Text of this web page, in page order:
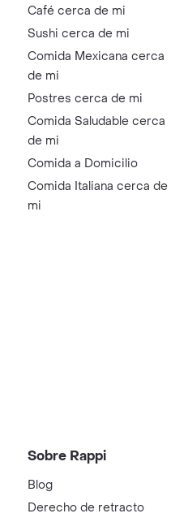
Café cerca de mi
Sushi cerca de mi
Comida Mexicana cerca
de mi
Postres cerca de mi
Comida Saludable cerca
de mi
Comida a Domicilio
Comida Italiana cerca de
mi
Sobre Rappi
Blog
Derecho de retracto